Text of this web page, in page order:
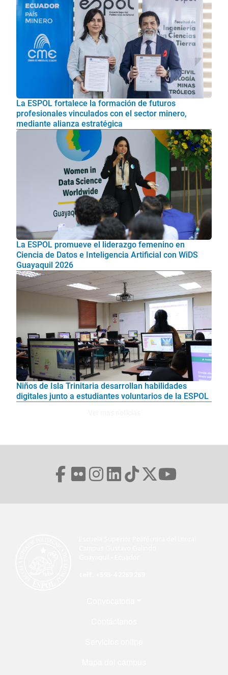
La ESPOL fortalece la formación de futuros
profesionales vinculados con el sector minero,
mediante alianza estratégica
La ESPOL promueve el liderazgo femenino en
Ciencia de Datos e Inteligencia Artificial con WiDS
Guayaquil 2026
Niños de Isla Trinitaria desarrollan habilidades
digitales junto a estudiantes voluntarios de la ESPOL